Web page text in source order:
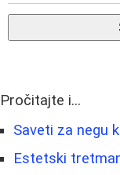
Pročitajte i...
Saveti za negu
Estetski